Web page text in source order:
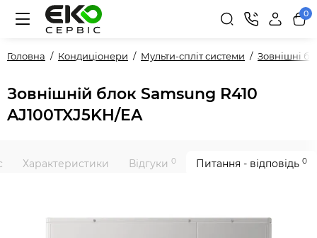
0
Головна Кондиціонери Мульти-спліт системи Зовнішні
Зовнішній блок Samsung R410
AJ100TXJ5KH/EA
Характеристики Відгуки 0 Питання - відповідь 0